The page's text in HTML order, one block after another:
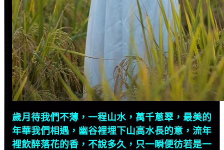
歲月待我們不薄，一程山水，萬千蔥翠，最美的
年華我們相遇，幽谷裡埋下山高水長的意，流年
裡飲醉落花的香，不說多久，只一瞬便彷若是一